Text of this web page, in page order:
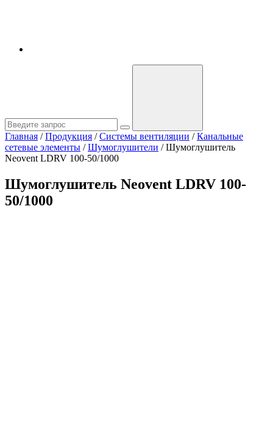
Главная / Продукция / Системы вентиляции / Канальные
сетевые элементы / Шумоглушители /Шумоглушитель
Neovent LDRV 100-50/1000
Шумоглушитель Neovent LDRV 100-
50/1000